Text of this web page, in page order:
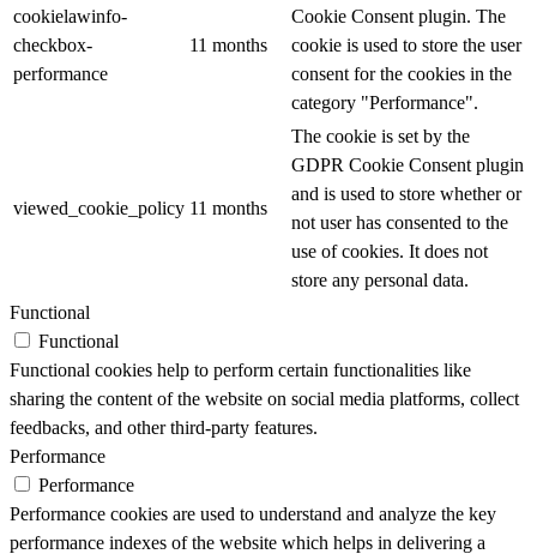
cookielawinfo-
checkbox-
performance
11 months
Cookie Consent plugin. The
cookie is used to store the user
consent for the cookies in the
category "Performance".
viewed_cookie_policy 11 months
The cookie is set by the
GDPR Cookie Consent plugin
and is used to store whether or
not user has consented to the
use of cookies. It does not
store any personal data.
Functional
Functional
Functional cookies help to perform certain functionalities like
sharing the content of the website on social media platforms, collect
feedbacks, and other third-party features.
Performance
Performance
Performance cookies are used to understand and analyze the key
performance indexes of the website which helps in delivering a